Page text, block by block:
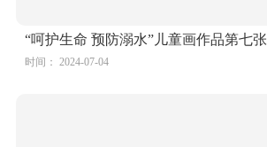
“呵护生命 预防溺水”儿童画作品第七张
时间： 2024-07-04